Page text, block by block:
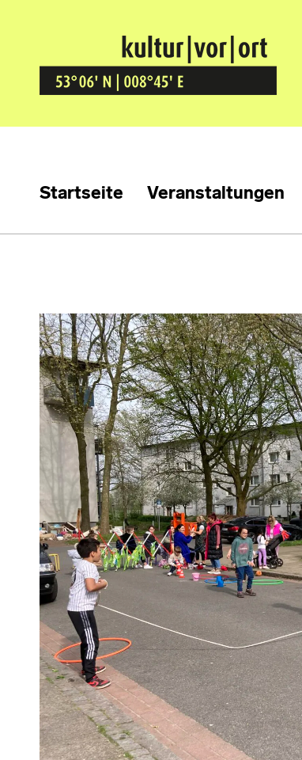
Kultur Vor Ort
BREMEN GRÖPELINGEN
Startseite Veranstaltungen